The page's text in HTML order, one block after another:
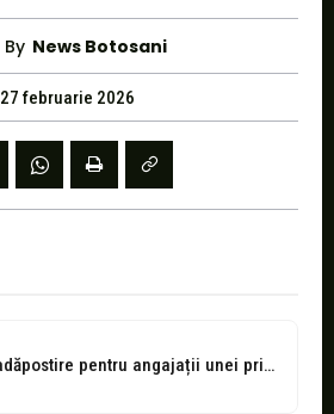
By News Botosani
27 februarie 2026
Exercițiu de adăpostire pentru angajații unei primării din Botoșani cu sirene și...